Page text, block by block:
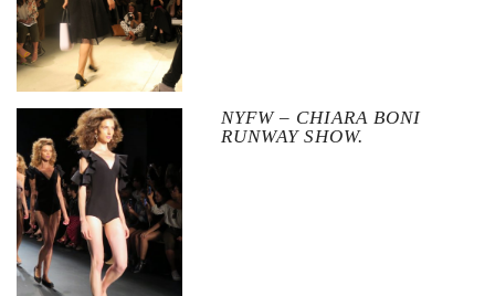
NYFW – CHIARA BONI
RUNWAY SHOW.